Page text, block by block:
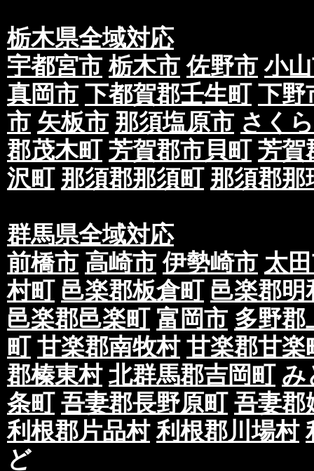
１％でも色を加えることで透過を避けることが
制作する場合は、お客様の自己責任でご対応下
⑦著作権に関して画像やテキストはお客様で著
可を受けているものをご支給下さい。※万が一
生した場合、当社は一切の責任を負いかねます
第三条 広告規制について
①当社のポスティング配布は紙面の内容に一定
ご入稿・ご納品前に広告審査を行わせていただ
予め印刷前のデータ、またはチラシをスキャン
撮影した画像など広告内容がわかるものを予め
広告審査が長引いた場合、配布期間に遅れが生
第四条 ご対応に関して
①お客様からのお問い合わせにつきましては、
応となります。
ご要望やご意見等につきましては社内にて協議
ご連絡させていただきます。
なお、いかなる場合におきましても当社スタッ
情報はお伝えいたしかねます。
第五条 ご利用の制限に関して
栃木県全域対応
宇都宮市 栃木市 佐野市 小
真岡市 下都賀郡壬生町 下野
市 矢板市 那須塩原市 さく
郡茂木町 芳賀郡市貝町 芳賀
沢町 那須郡那須町 那須郡那
群馬県全域対応
前橋市 高崎市 伊勢崎市 太
村町 邑楽郡板倉町 邑楽郡明
邑楽郡邑楽町 富岡市 多野郡
町 甘楽郡南牧村 甘楽郡甘楽
郡榛東村 北群馬郡吉岡町 み
条町 吾妻郡長野原町 吾妻郡
利根郡片品村 利根郡川場村
ど